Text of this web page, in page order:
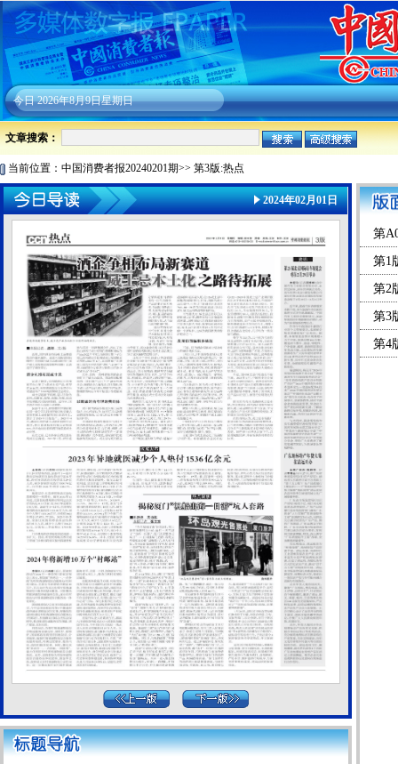
今日2026年8月9日星期日
文章搜索：
当前位置： 中国消费者报20240201期>> 第3版:热点
2024年02月01日
第
第1
第2
第3
第4